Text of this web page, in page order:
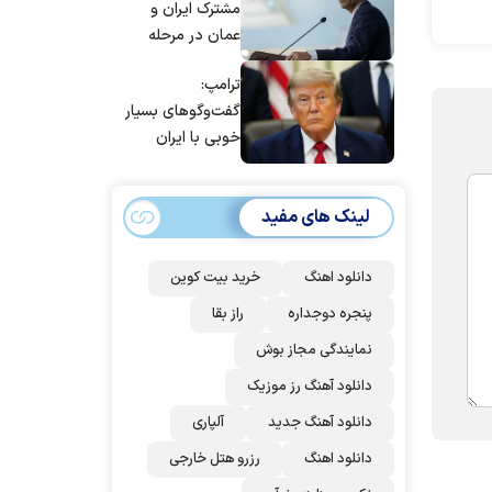
مشترک ایران و
عمان در مرحله
است/ برنامه‌ای
برای سفر به قطر و
پاکستان نداریم
ترامپ:
گفت‌و‌گو‌های بسیار
خوبی با ایران
اذعان کنند | اگر
آنها دوباره زیر
توافق بزنند، ضربه
خورد
لینک های مفید
دانلود اهنگ
خرید بیت کوین
پنجره دوجداره
راز بقا
نمایندگی مجاز بوش
دانلود آهنگ رز‌ موزیک
دانلود آهنگ جدید
آلپاری
دانلود اهنگ
رزرو هتل خارجی